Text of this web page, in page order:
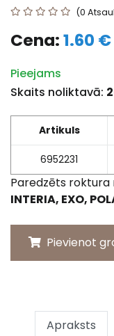
(0
Cena:1.60 €
Pieejams
Skaits noliktavā:
Artikuls
6952231
Paredzēts roktura
INTERIA, EXO,
Pievienot
Apraksts